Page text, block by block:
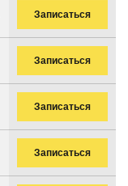
Записаться
Записаться
Записаться
Записаться